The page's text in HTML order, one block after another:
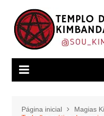
conteúdo
Página inicial
Magias